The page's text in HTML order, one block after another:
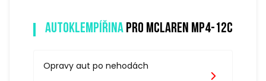
Autoklempířina pro mclaren mp4-12c
Opravy aut po nehodách